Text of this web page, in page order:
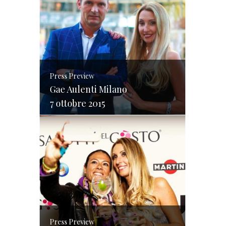
Press Preview
Gae Aulenti Milano
7 ottobre 2015
Press Preview